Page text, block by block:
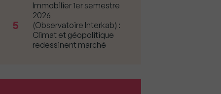
5
Immobilier 1er semestre
2026
(Observatoire Interkab) :
Climat et géopolitique
redessinent marché